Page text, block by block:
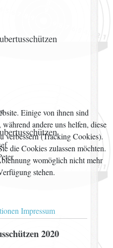
2020
Einige von ihnen sind
andere uns helfen, diese
verbessern (Tracking Cookies).
die Cookies zulassen möchten.
womöglich nicht mehr
stehen.
Impressum